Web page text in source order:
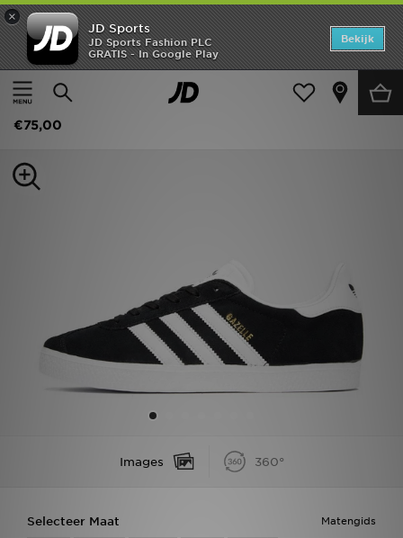
×
JD Sports
JD Sports Fashion PLC
GRATIS - In Google Play
Bekijk
Thuis
Kids
adidas Originals Gazelle II Junior
€75,00
Images 360°
Matengids
Selecteer Maat
Home
Offers
Dames
Mijn JD